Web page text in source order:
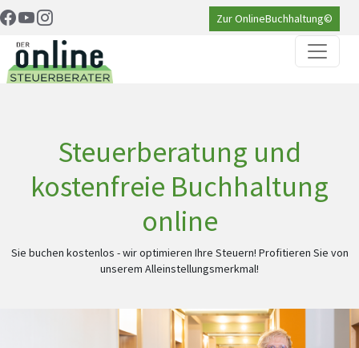
Zur OnlineBuchhaltung©
Steuerberatung und
kostenfreie Buchhaltung
online
Sie buchen kostenlos - wir optimieren Ihre Steuern! Profitieren Sie von
unserem Alleinstellungsmerkmal!